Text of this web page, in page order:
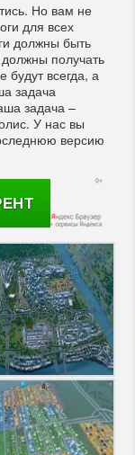
Но вам не
для всех
должны быть
получать
будут всегда, а
задача
задача –
У нас вы
версию